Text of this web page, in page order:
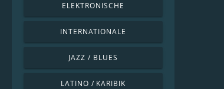
ELEKTRONISCHE
INTERNATIONALE
JAZZ / BLUES
LATINO / KARIBIK